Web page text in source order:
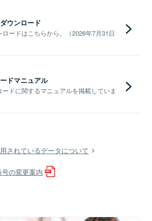
ウンロード
ードはこちらから。（2026年7月31日
ドマニュアル
ドに関するマニュアルを掲載していま
されているデータについて
の変更案内